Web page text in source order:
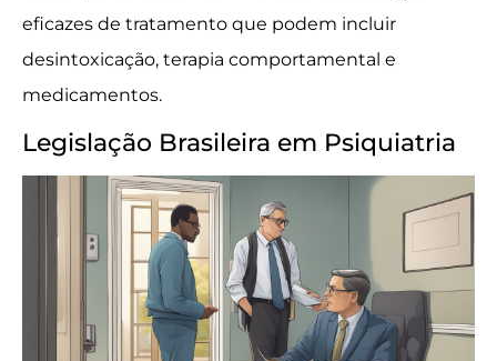
eficazes de tratamento que podem incluir
desintoxicação, terapia comportamental e
medicamentos.
Legislação Brasileira em Psiquiatria